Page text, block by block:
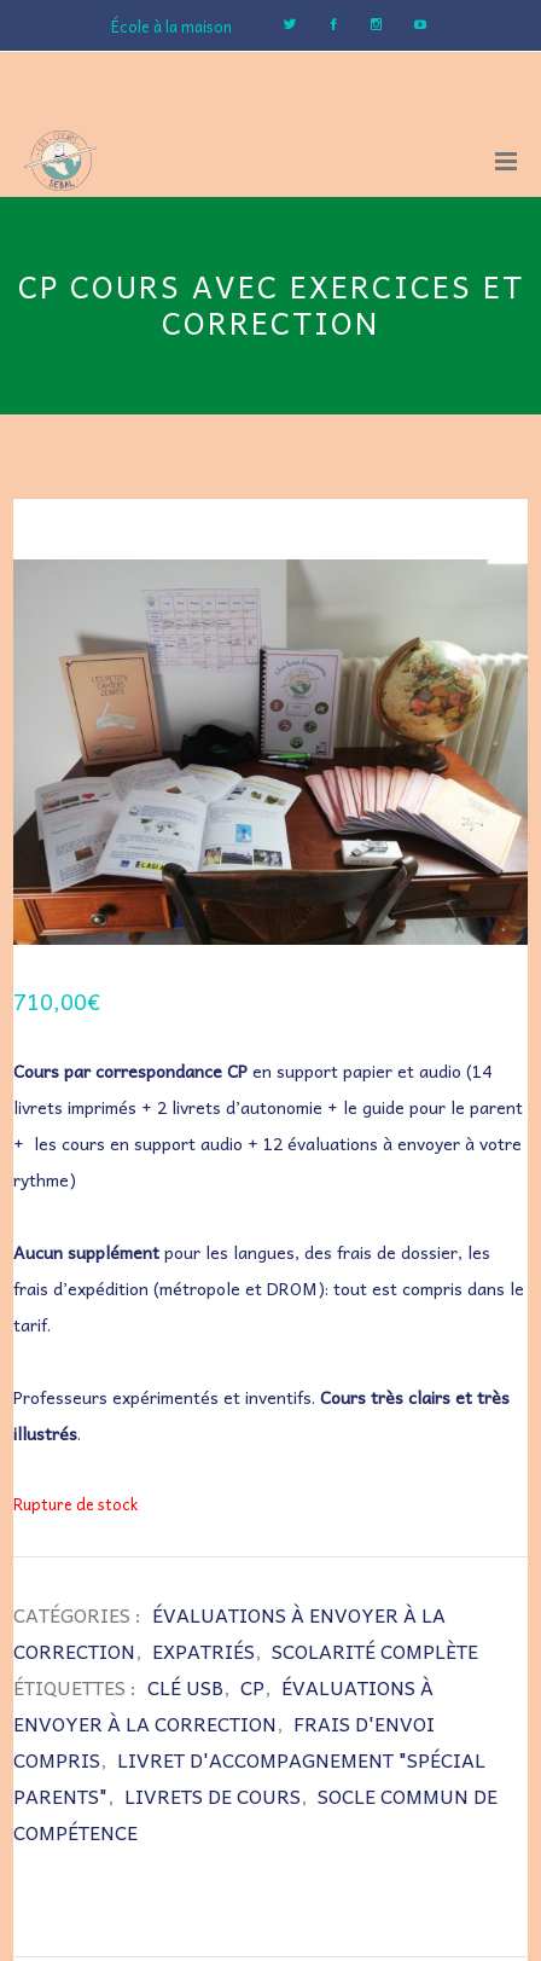
École à la maison
CP COURS AVEC EXERCICES ET
CORRECTION
710,00€
Cours par correspondance CPen support papier et audio (14
livrets imprimés + 2 livrets d’autonomie + le guide pour le parent
+ les cours en support audio + 12 évaluations à envoyer à votre
rythme)
Aucun supplémentpour les langues, des frais de dossier, les
frais d’expédition (métropole et DROM): tout est compris dans le
tarif.
Professeurs expérimentés et inventifs.Cours très clairs et très
illustrés.
Rupture de stock
CATÉGORIES : ÉVALUATIONS À ENVOYER À LA
CORRECTION, EXPATRIÉS, SCOLARITÉ COMPLÈTE
ÉTIQUETTES : CLÉ USB, CP, ÉVALUATIONS À
ENVOYER À LA CORRECTION, FRAIS D'ENVOI
COMPRIS, LIVRET D'ACCOMPAGNEMENT "SPÉCIAL
PARENTS", LIVRETS DE COURS, SOCLE COMMUN DE
COMPÉTENCE